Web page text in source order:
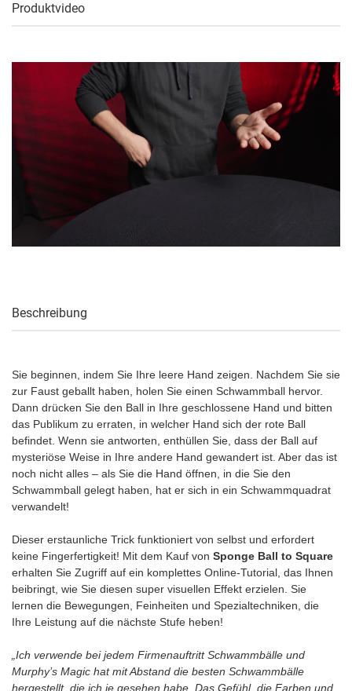
Produktvideo
Beschreibung
Sie beginnen, indem Sie Ihre leere Hand zeigen. Nachdem Sie sie
zur Faust geballt haben, holen Sie einen Schwammball hervor.
Dann drücken Sie den Ball in Ihre geschlossene Hand und bitten
das Publikum zu erraten, in welcher Hand sich der rote Ball
befindet. Wenn sie antworten, enthüllen Sie, dass der Ball auf
mysteriöse Weise in Ihre andere Hand gewandert ist. Aber das ist
noch nicht alles – als Sie die Hand öffnen, in die Sie den
Schwammball gelegt haben, hat er sich in ein Schwammquadrat
verwandelt!
Dieser erstaunliche Trick funktioniert von selbst und erfordert
keine Fingerfertigkeit! Mit dem Kauf von Sponge Ball to Square
erhalten Sie Zugriff auf ein komplettes Online-Tutorial, das Ihnen
beibringt, wie Sie diesen super visuellen Effekt erzielen. Sie
lernen die Bewegungen, Feinheiten und Spezialtechniken, die
Ihre Leistung auf die nächste Stufe heben!
„Ich verwende bei jedem Firmenauftritt Schwammbälle und
Murphy’s Magic hat mit Abstand die besten Schwammbälle
hergestellt, die ich je gesehen habe. Das Gefühl, die Farben und